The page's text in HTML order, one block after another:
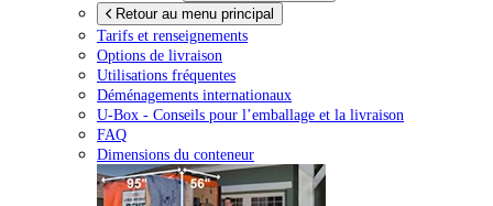
Retour au menu principal
Tarifs et renseignements
Options de livraison
Utilisations fréquentes
Déménagements internationaux
U-Box - Conseils pour l’emballage et la livraison
FAQ
Dimensions du conteneur